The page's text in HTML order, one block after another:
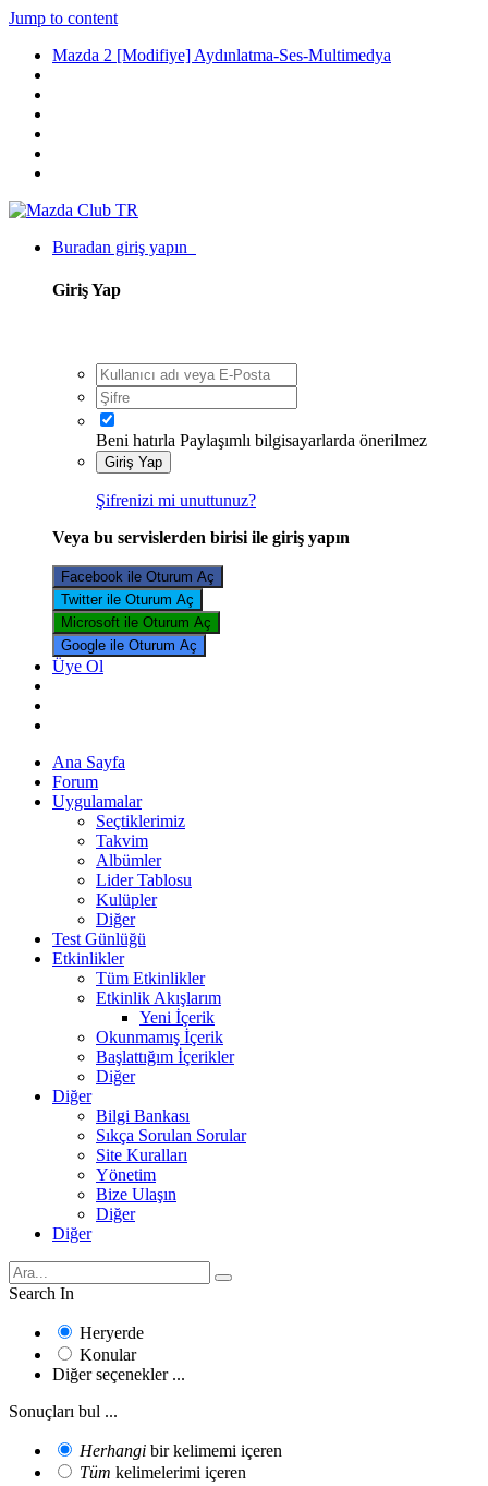
Jump to content
Mazda 2 [Modifiye] Aydınlatma-Ses-Multimedya
Buradan giriş yapın
Giriş Yap
Beni hatırla Paylaşımlı bilgisayarlarda önerilmez
Giriş Yap
Şifrenizi mi unuttunuz?
Veya bu servislerden birisi ile giriş yapın
Facebook ile Oturum Aç
Twitter ile Oturum Aç
Microsoft ile Oturum Aç
Google ile Oturum Aç
Üye Ol
Ana Sayfa
Forum
Uygulamalar
Seçtiklerimiz
Takvim
Albümler
Lider Tablosu
Kulüpler
Diğer
Test Günlüğü
Etkinlikler
Tüm Etkinlikler
Etkinlik Akışlarım
Yeni İçerik
Okunmamış İçerik
Başlattığım İçerikler
Diğer
Diğer
Bilgi Bankası
Sıkça Sorulan Sorular
Site Kuralları
Yönetim
Bize Ulaşın
Diğer
Diğer
Search In
Heryerde
Konular
Diğer seçenekler ...
Sonuçları bul ...
Herhangi bir kelimemi içeren
Tüm kelimelerimi içeren